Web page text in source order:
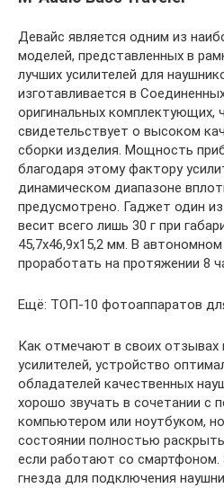
Девайс является одним из
моделей, представленных в
лучших усилителей для
изготавливается в
оригинальных комплектующих,
свидетельствует о высоком
сборки изделия. Мощность
благодаря этому фактору
динамическом диапазоне
предусмотрено. Гаджет один
весит всего лишь 30 г при
45,7х46,9х15,2 мм. В
проработать на протяжении 8
Ещё: ТОП-10 фотоаппаратов
Как отмечают в своих отзывах
усилителей, устройство
обладателей качественных
хорошо звучать в сочетании с
компьютером или ноутбуком,
состоянии полностью
если работают со смартфоном.
гнезда для подключения